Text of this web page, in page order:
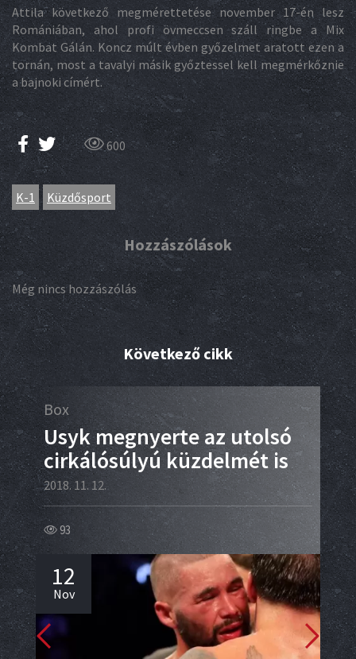
Attila következő megmérettetése november 17-én lesz
Romániában, ahol profi övmeccsen száll ringbe a Mix
Kombat Gálán. Koncz múlt évben győzelmet aratott ezen a
tornán, most a tavalyi másik győztessel kell megmérkőznie
a bajnoki címért.
600
K-1 Küzdősport
Hozzászólások
Még nincs hozzászólás
Következő cikk
Box
Usyk megnyerte az utolsó
cirkálósúlyú küzdelmét is
2018. 11. 12.
93
12
Nov